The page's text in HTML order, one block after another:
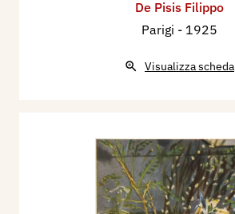
De Pisis Filippo
Parigi - 1925
Visualizza scheda